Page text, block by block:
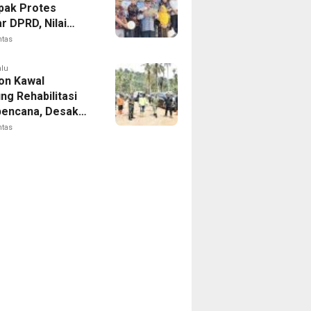
Protes
DPRD, Nilai
Bergeser
Kawal
Rehabilitasi
Desak
Sabo Dam